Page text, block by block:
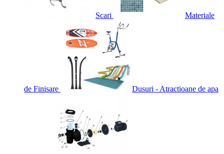
Scari Materiale
de Finisare Dusuri - Atractioane de apa